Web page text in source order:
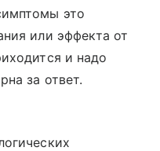
это
или эффекта от
и надо
за ответ.